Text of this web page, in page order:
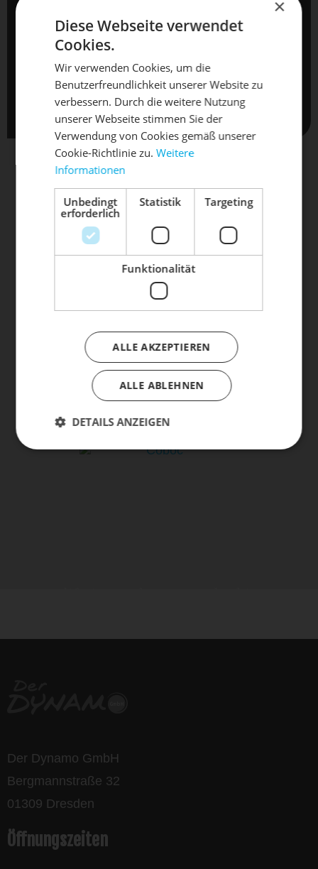
X
DIE SONNE LACHT, DEIN
RAD ERWACHT
Mach dein Bike frühlingsfit - gönn
ihm den Service, den es verdient!
Dein Bike braucht Service, Wartung
oder ein Update?
Buche dir jetzt deinen Termin.
Termine sind erst nach schriftlicher Bestätigung verbindlich .
Mit dem Absenden Ihrer Anfrage, akzeptieren Sie
automatisch unsereAGBundDatenschutzbestimmungen
UNSERE FAHRRAD - MARKEN
Der Dynamo GmbH
Bergmannstraße 32
01309 Dresden
Öffnungszeiten
×
Diese Webseite verwendet
Cookies.
Wir verwenden Cookies, um die
Benutzerfreundlichkeit unserer Website zu
verbessern. Durch die weitere Nutzung
unserer Webseite stimmen Sie der
Verwendung von Cookies gemäß unserer
Cookie-Richtlinie zu.Weitere
Informationen
Unbedingt
erforderlich
Statistik Targeting
Funktionalität
ALLE AKZEPTIEREN
ALLE ABLEHNEN
DETAILS ANZEIGEN